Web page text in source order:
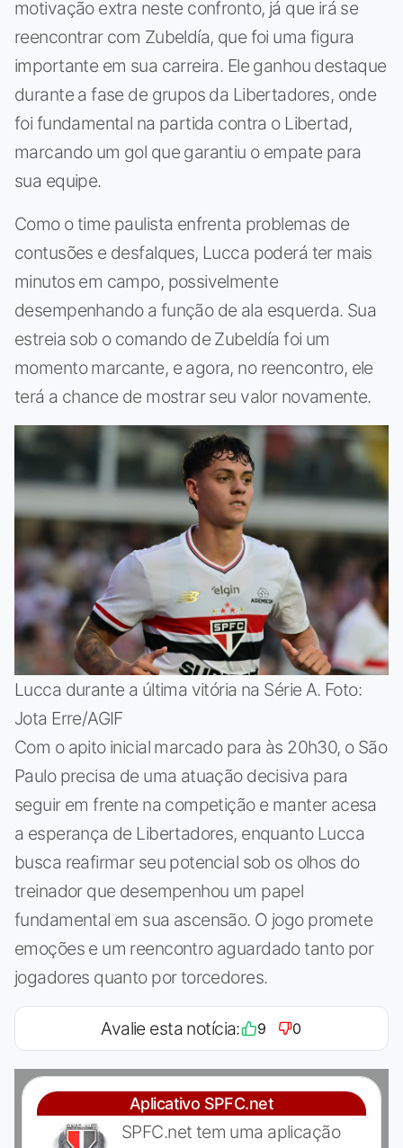
motivação extra neste confronto, já que irá se
reencontrar com Zubeldía, que foi uma figura
importante em sua carreira. Ele ganhou destaque
durante a fase de grupos da Libertadores, onde
foi fundamental na partida contra o Libertad,
marcando um gol que garantiu o empate para
sua equipe.
Como o time paulista enfrenta problemas de
contusões e desfalques, Lucca poderá ter mais
minutos em campo, possivelmente
desempenhando a função de ala esquerda. Sua
estreia sob o comando de Zubeldía foi um
momento marcante, e agora, no reencontro, ele
terá a chance de mostrar seu valor novamente.
Lucca durante a última vitória na Série A. Foto:
Jota Erre/AGIF
Com o apito inicial marcado para às 20h30, o São
Paulo precisa de uma atuação decisiva para
seguir em frente na competição e manter acesa
a esperança de Libertadores, enquanto Lucca
busca reafirmar seu potencial sob os olhos do
treinador que desempenhou um papel
fundamental em sua ascensão. O jogo promete
emoções e um reencontro aguardado tanto por
jogadores quanto por torcedores.
Avalie esta notícia: 9 0
Aplicativo SPFC.net
SPFC.net tem uma aplicação